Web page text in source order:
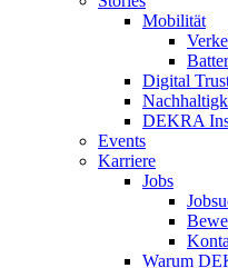
Mobilität
Digital
DEKRA
Events
Karriere
Jobs
Warum